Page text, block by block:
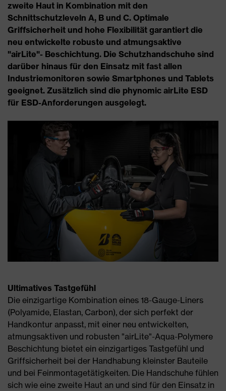
zweite Haut in Kombination mit den
Schnittschutzleveln A, B und C. Optimale
Griffsicherheit und hohe Flexibilität garantiert die
neu entwickelte robuste und atmungsaktive
"airLite"- Beschichtung. Die Schutzhandschuhe sind
darüber hinaus für den Einsatz mit fast allen
Industriemonitoren sowie Smartphones und Tablets
geeignet. Zusätzlich sind die phynomic airLite ESD
für ESD-Anforderungen ausgelegt.
Ultimatives Tastgefühl
Die einzigartige Kombination eines 18-Gauge-Liners
(Polyamide, Elastan, Carbon), der sich perfekt der
Handkontur anpasst, mit einer neu entwickelten,
atmungsaktiven und robusten "airLite"-Aqua-Polymere
Beschichtung bietet ein einzigartiges Tastgefühl und
Griffsicherheit bei der Handhabung kleinster Bauteile
und bei Feinmontagetätigkeiten. Die Handschuhe fühlen
sich wie eine zweite Haut an und sind für den Einsatz in